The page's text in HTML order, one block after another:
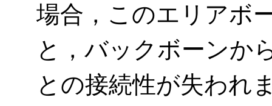
場合，このエリアボ
と，バックボーンか
との接続性が失われ